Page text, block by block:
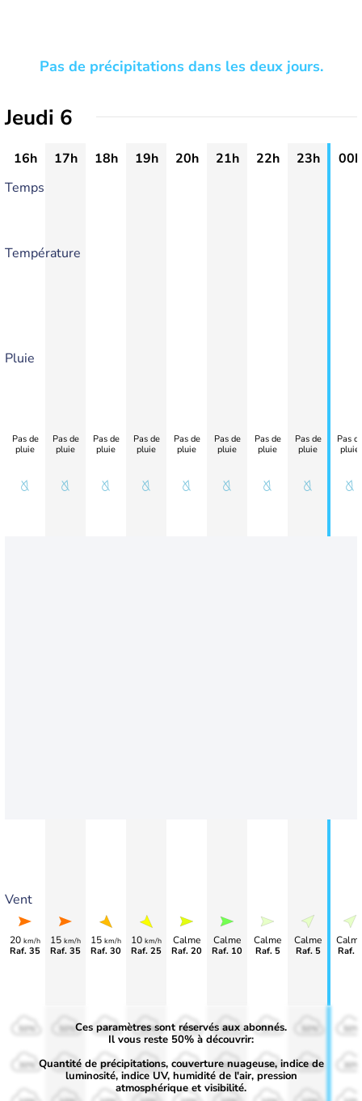
Pas de précipitations dans les deux jours.
Jeudi 6
16h 17h 18h 19h 20h 21h 22h 23h
00h
Temps
Température
Pluie
Vent
Pas de
pluie
20 km/h
Raf. 35
Pas de
pluie
15 km/h
Raf. 35
Pas de
pluie
15 km/h
Raf. 30
Pas de
pluie
10 km/h
Raf. 25
Pas de
pluie
Calme
Raf. 20
Pas de
pluie
Calme
Raf. 10
Pas de
pluie
Calme
Raf. 5
Pas de
pluie
Calme
Raf. 5
Pas
pluie
Raf. 5
50%
30%
50%
30%
50%
30%
50%
30%
50%
30%
50%
30%
50%
30% 30% 30%
Ces paramètres sont réservés aux abonnés.
Il vous reste 50% à découvrir:
Quantité de précipitations, couverture nuageuse, indice de
luminosité, indice UV, humidité de l'air, pression
atmosphérique et visibilité.